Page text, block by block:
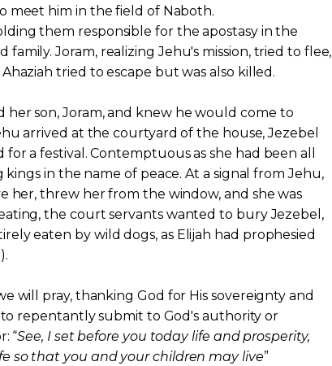
meet him in the field of Naboth.
them responsible for the apostasy in the
Joram, realizing Jehu's mission, tried to flee,
tried to escape but was also killed.
son, Joram, and knew he would come to
arrived at the courtyard of the house, Jezebel
a festival. Contemptuous as she had been all
in the name of peace. At a signal from Jehu,
her, threw her from the window, and she was
the court servants wanted to bury Jezebel,
eaten by wild dogs, as Elijah had prophesied
will pray, thanking God for His sovereignty and
repentantly submit to God's authority or
“See, I set before you today life and prosperity,
so that you and your children may live”